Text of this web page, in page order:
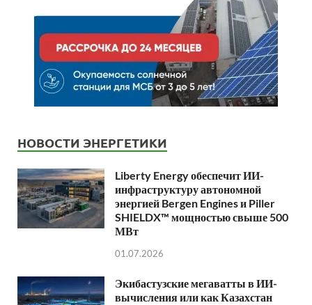
НОВОСТИ ЭНЕРГЕТИКИ
Liberty Energy обеспечит ИИ-
инфраструктуру автономной
энергией Bergen Engines и Piller
SHIELDX™ мощностью свыше 500
МВт
01.07.2026
Экибастузские мегаватты в ИИ-
вычисления или как Казахстан